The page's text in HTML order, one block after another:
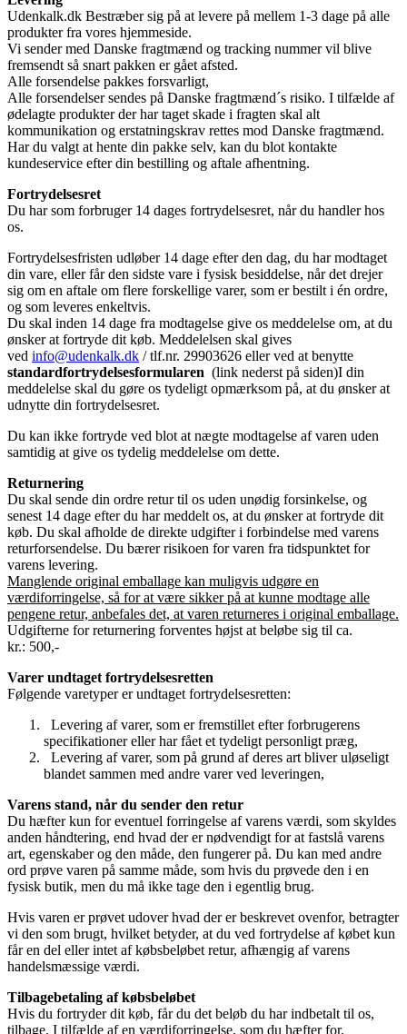
Udenkalk.dk Bestræber sig på at levere på mellem 1-3 dage på alle
produkter fra vores hjemmeside.
Vi sender med Danske fragtmænd og tracking nummer vil blive
fremsendt så snart pakken er gået afsted.
Alle forsendelse pakkes forsvarligt,
Alle forsendelser sendes på Danske fragtmænd´s risiko. I tilfælde af
ødelagte produkter der har taget skade i fragten skal alt
kommunikation og erstatningskrav rettes mod Danske fragtmænd.
Har du valgt at hente din pakke selv, kan du blot kontakte
kundeservice efter din bestilling og aftale afhentning.
Fortrydelsesret
Du har som forbruger 14 dages fortrydelsesret, når du handler hos
os.
Fortrydelsesfristen udløber 14 dage efter den dag, du har modtaget
din vare, eller får den sidste vare i fysisk besiddelse, når det drejer
sig om en aftale om flere forskellige varer, som er bestilt i én ordre,
og som leveres enkeltvis.
Du skal inden 14 dage fra modtagelse give os meddelelse om, at du
ønsker at fortryde dit køb. Meddelelsen skal gives
ved info@udenkalk.dk / tlf.nr. 29903626 eller ved at benytte
standardfortrydelsesformularen (link nederst på siden)I din
meddelelse skal du gøre os tydeligt opmærksom på, at du ønsker at
udnytte din fortrydelsesret.
Du kan ikke fortryde ved blot at nægte modtagelse af varen uden
samtidig at give os tydelig meddelelse om dette.
Returnering
Du skal sende din ordre retur til os uden unødig forsinkelse, og
senest 14 dage efter du har meddelt os, at du ønsker at fortryde dit
køb. Du skal afholde de direkte udgifter i forbindelse med varens
returforsendelse. Du bærer risikoen for varen fra tidspunktet for
varens levering.
Manglende original emballage kan muligvis udgøre en
værdiforringelse, så for at være sikker på at kunne modtage alle
pengene retur, anbefales det, at varen returneres i original emballage.
Udgifterne for returnering forventes højst at beløbe sig til ca.
kr.: 500,-
Varer undtaget fortrydelsesretten
Følgende varetyper er undtaget fortrydelsesretten:
Levering af varer, som er fremstillet efter forbrugerens
specifikationer eller har fået et tydeligt personligt præg,
Levering af varer, som på grund af deres art bliver uløseligt
blandet sammen med andre varer ved leveringen,
Varens stand, når du sender den retur
Du hæfter kun for eventuel forringelse af varens værdi, som skyldes
anden håndtering, end hvad der er nødvendigt for at fastslå varens
art, egenskaber og den måde, den fungerer på. Du kan med andre
ord prøve varen på samme måde, som hvis du prøvede den i en
fysisk butik, men du må ikke tage den i egentlig brug.
Hvis varen er prøvet udover hvad der er beskrevet ovenfor, betragter
vi den som brugt, hvilket betyder, at du ved fortrydelse af købet kun
får en del eller intet af købsbeløbet retur, afhængig af varens
handelsmæssige værdi.
Tilbagebetaling af købsbeløbet
Hvis du fortryder dit køb, får du det beløb du har indbetalt til os,
tilbage. I tilfælde af en værdiforringelse, som du hæfter for,